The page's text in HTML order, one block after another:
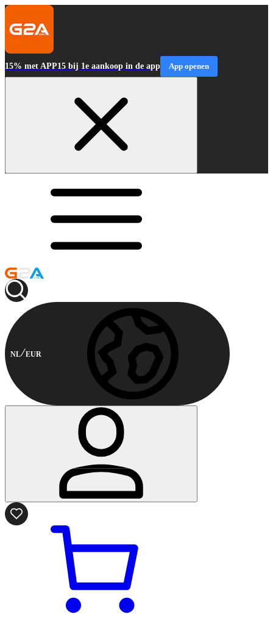
15% met APP15 bij 1e aankoop in de app App openen
NL EUR